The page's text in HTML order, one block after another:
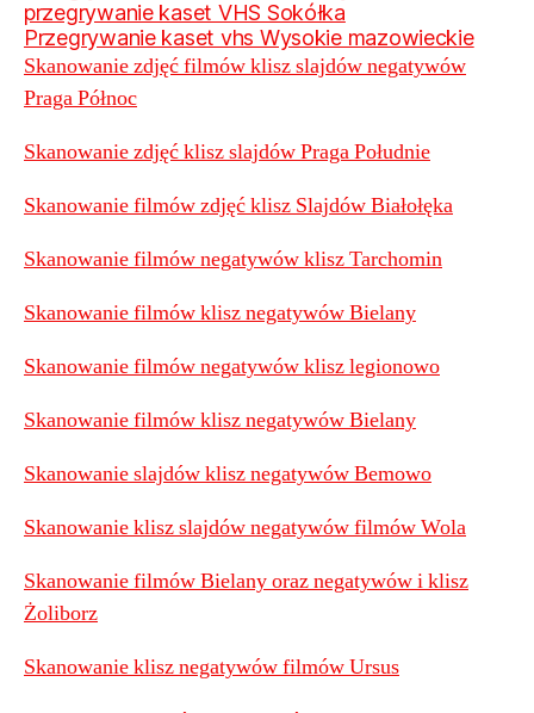
przegrywanie kaset VHS Sokółka
Przegrywanie kaset vhs Wysokie mazowieckie
Skanowanie zdjęć filmów klisz slajdów negatywów
Praga Północ
Skanowanie zdjęć klisz slajdów Praga Południe
Skanowanie filmów zdjęć klisz Slajdów Białołęka
Skanowanie filmów negatywów klisz Tarchomin
Skanowanie filmów klisz negatywów Bielany
Skanowanie filmów negatywów klisz legionowo
Skanowanie filmów klisz negatywów Bielany
Skanowanie slajdów klisz negatywów Bemowo
Skanowanie klisz slajdów negatywów filmów Wola
Skanowanie filmów Bielany oraz negatywów i klisz
Żoliborz
Skanowanie klisz negatywów filmów Ursus